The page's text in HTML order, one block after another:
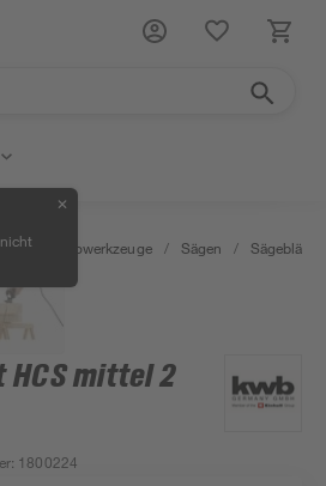
nicht
✕
/ Elektrowerkzeuge / Sägen / Sägeblätter
HCS mittel 2
: 1800224